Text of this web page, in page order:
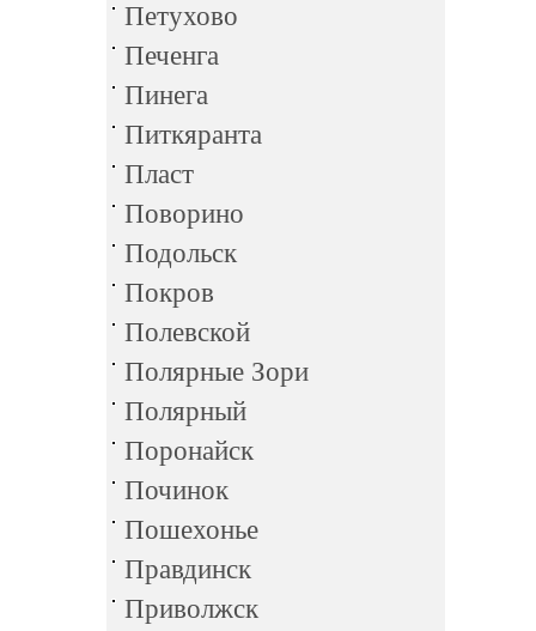
Петухово
Печенга
Пинега
Питкяранта
Пласт
Поворино
Подольск
Покров
Полевской
Полярные Зори
Полярный
Поронайск
Починок
Пошехонье
Правдинск
Приволжск